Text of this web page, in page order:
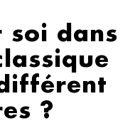
soi dans
?